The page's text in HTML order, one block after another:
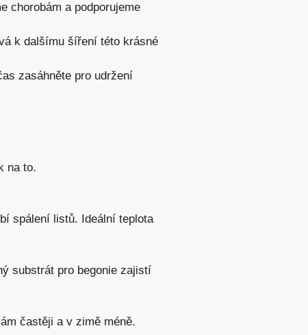
chorobám a podporujeme
k dalšímu šíření této krásné
zasáhněte pro udržení
na to.
spálení listů. Ideální teplota
substrát pro begonie zajistí
častěji a v zimě méně.